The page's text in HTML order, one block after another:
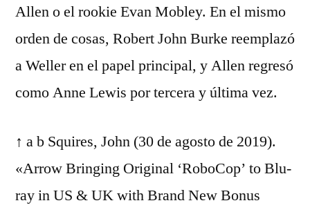
Allen o el rookie Evan Mobley. En el mismo
orden de cosas, Robert John Burke reemplazó
a Weller en el papel principal, y Allen regresó
como Anne Lewis por tercera y última vez.
↑ a b Squires, John (30 de agosto de 2019).
«Arrow Bringing Original ‘RoboCop’ to Blu-
ray in US & UK with Brand New Bonus